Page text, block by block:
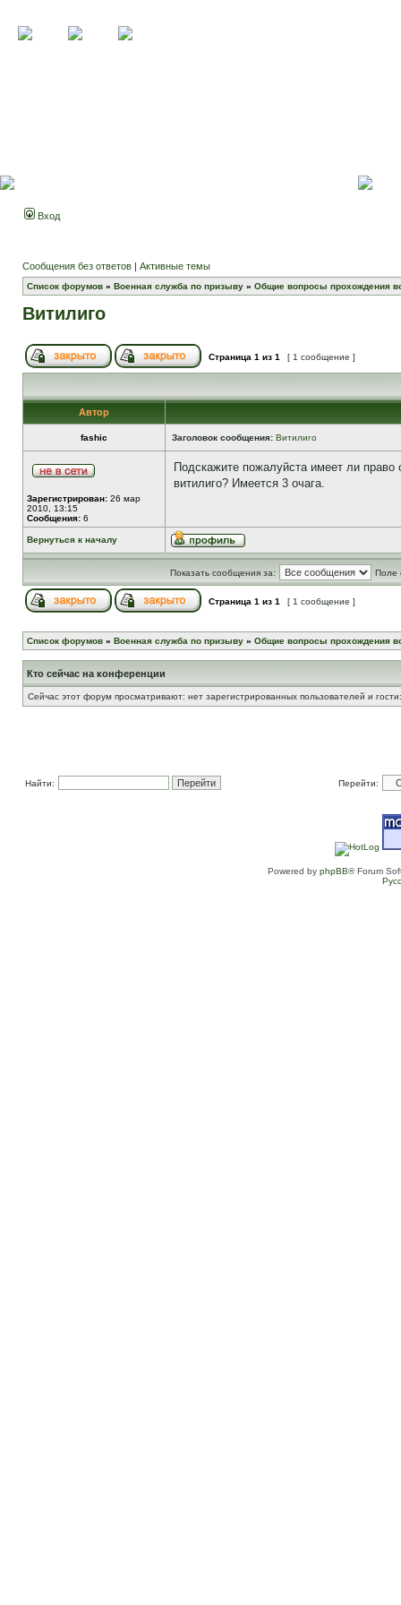
Вход
Сообщения без ответов | Активные темы
Список форумов » Военная служба по призыву » Общие вопросы прохождения
Витилиго
Страница 1 из 1 [ 1 сообщение ]
Автор
fashic Заголовок сообщения: Витилиго
Зарегистрирован: 26 мар
2010, 13:15
Сообщения: 6
Подскажите пожалуйста имеет ли
витилиго? Имеется 3 очага.
Вернуться к началу
Показать сообщения за: Поле
Страница 1 из 1 [ 1 сообщение ]
Список форумов » Военная служба по призыву » Общие вопросы прохождения
Кто сейчас на конференции
Сейчас этот форум просматривают: нет зарегистрированных пользователей и
Найти: Перейти:
Powered by phpBB® Forum